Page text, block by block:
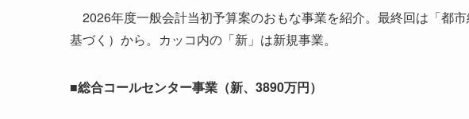
2026年度一般会計当初予算案のおもな事業を紹介。最終回は「都
基づく）から。カッコ内の「新」は新規事業。
■総合コールセンター事業（新、3890万円）